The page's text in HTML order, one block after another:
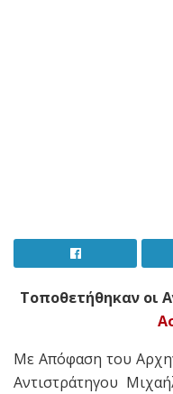
Τοποθετήθηκαν οι
Με Απόφαση του
Αντιστράτηγου